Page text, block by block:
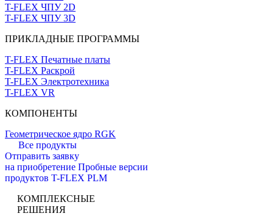
T-FLEX ЧПУ 2D
T-FLEX ЧПУ 3D
ПРИКЛАДНЫЕ ПРОГРАММЫ
T-FLEX Печатные платы
T-FLEX Раскрой
T-FLEX Электротехника
T-FLEX VR
КОМПОНЕНТЫ
Геометрическое ядро RGK
Все продукты
Отправить заявку
на приобретение Пробные версии
продуктов T-FLEX PLM
КОМПЛЕКСНЫЕ
РЕШЕНИЯ